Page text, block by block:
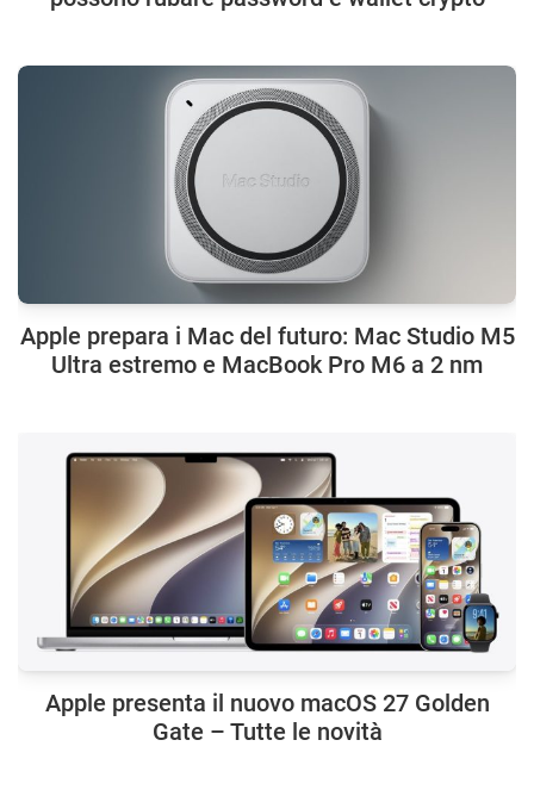
Apple prepara i Mac del futuro: Mac Studio M5
Ultra estremo e MacBook Pro M6 a 2 nm
Apple presenta il nuovo macOS 27 Golden
Gate – Tutte le novità